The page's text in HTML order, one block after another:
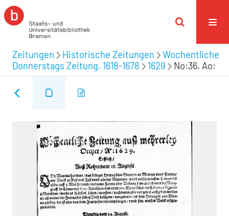
Zeitungen Historische Zeitungen
Wochentliche
Donnerstags Zeitung. 1618-1678
1629 No:36. Ao: